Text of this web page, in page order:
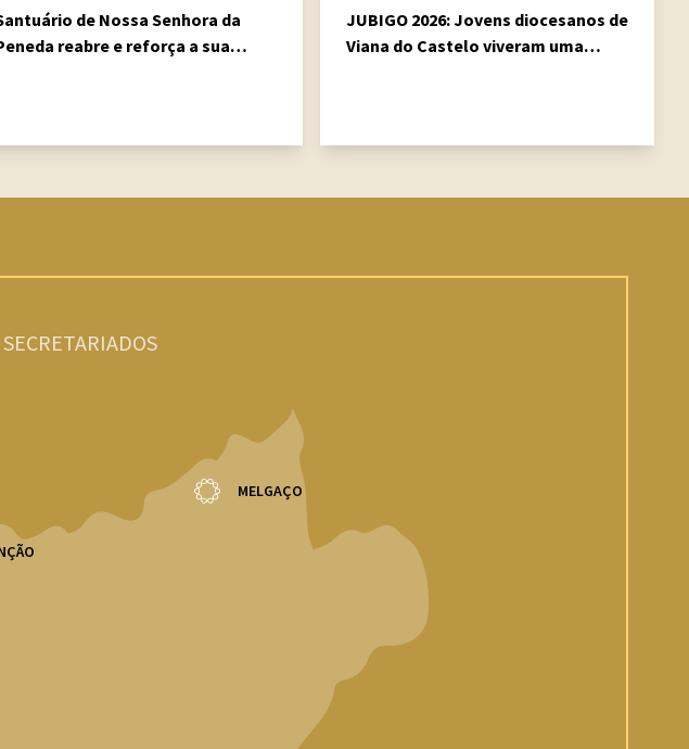
de Nossa Senhora da
reabre e reforça a sua
JUBIGO 2026: Jovens diocesanos de
Viana do Castelo viveram uma
SECRETARIADOS
MELGAÇO